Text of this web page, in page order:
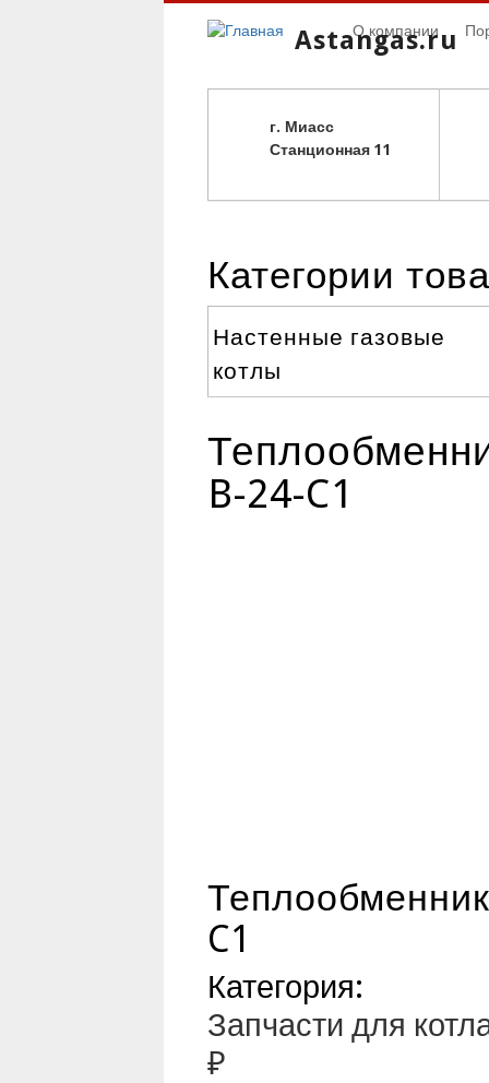
Astangas.ru
г. Миасс
Станционная 11
О компании
Категории
Настенные газовые
котлы
B-24-C1
C1
Категория:
Запчасти для
₽